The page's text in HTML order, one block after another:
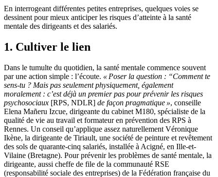
En interrogeant différentes petites entreprises, quelques voies se
dessinent pour mieux anticiper les risques d’atteinte à la santé
mentale des dirigeants et des salariés.
1. Cultiver le lien
Dans le tumulte du quotidien, la santé mentale commence souvent
par une action simple : l’écoute. « Poser la question : “Comment te
sens-tu ? Mais pas seulement physiquement, également
moralement : c’est déjà un premier pas pour prévenir les risques
psychosociaux [RPS, NDLR] de façon pragmatique », conseille
Elena Mañeru Izcue, dirigeante du cabinet M180, spécialiste de la
qualité de vie au travail et formateur en prévention des RPS à
Rennes. Un conseil qu’applique assez naturellement Véronique
Ikène, la dirigeante de Tiriault, une société de peinture et revêtement
des sols de quarante-cinq salariés, installée à Acigné, en Ille-et-
Vilaine (Bretagne). Pour prévenir les problèmes de santé mentale, la
dirigeante, aussi cheffe de file de la communauté RSE
(responsabilité sociale des entreprises) de la Fédération française du